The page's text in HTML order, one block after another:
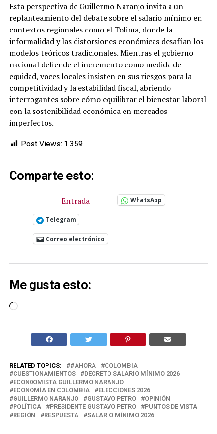
Esta perspectiva de Guillermo Naranjo invita a un
replanteamiento del debate sobre el salario mínimo en
contextos regionales como el Tolima, donde la
informalidad y las distorsiones económicas desafían los
modelos teóricos tradicionales. Mientras el gobierno
nacional defiende el incremento como medida de
equidad, voces locales insisten en sus riesgos para la
competitividad y la estabilidad fiscal, abriendo
interrogantes sobre cómo equilibrar el bienestar laboral
con la sostenibilidad económica en mercados
imperfectos.
Post Views: 1.359
Comparte esto:
Entrada WhatsApp
Telegram
Correo electrónico
Me gusta esto:
Cargando...
RELATED TOPICS: #AHORA
COLOMBIA
CUESTIONAMIENTOS
DECRETO SALARIO MÍNIMO 2026
ECON0OMISTA GUILLERMO NARANJO
ECONOMÍA EN COLOMBIA
ELECCIONES 2026
GUILLERMO NARANJO
GUSTAVO PETRO
OPINIÓN
POLÍTICA
PRESIDENTE GUSTAVO PETRO
PUNTOS DE VISTA
REGIÓN
RESPUESTA SALARIO MÍNIMO 2026